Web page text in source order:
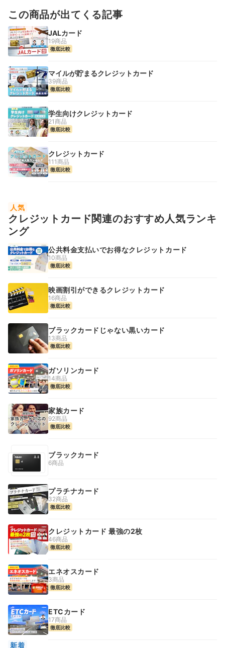
この商品が出てくる記事
JALカード
19商品
徹底比較
マイルが貯まるクレジットカード
39商品
徹底比較
学生向けクレジットカード
21商品
徹底比較
クレジットカード
111商品
徹底比較
人気
クレジットカード関連のおすすめ人気ランキ
ング
公共料金支払いでお得なクレジットカード
10商品
徹底比較
映画割引ができるクレジットカード
16商品
徹底比較
ブラックカードじゃない黒いカード
13商品
徹底比較
ガソリンカード
14商品
徹底比較
家族カード
92商品
徹底比較
ブラックカード
6商品
プラチナカード
32商品
徹底比較
クレジットカード 最強の2枚
46商品
徹底比較
エネオスカード
3商品
徹底比較
ETCカード
17商品
徹底比較
新着